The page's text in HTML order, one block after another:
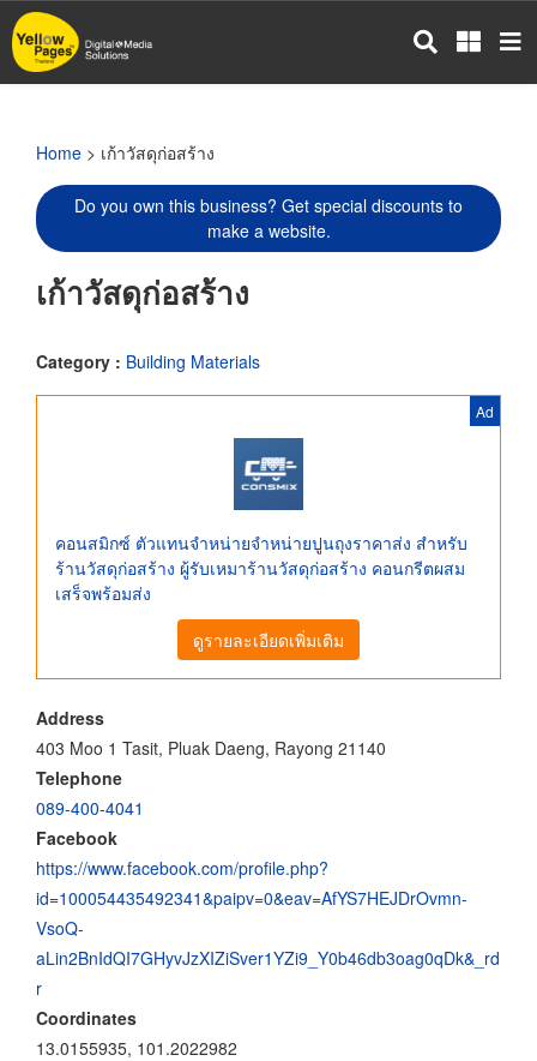
Skip
to
main
Home > เก้าวัสดุก่อสร้าง
Do you own this business? Get special discounts to
make a website.
เก้าวัสดุก่อสร้าง
Category : Building Materials
Ad
คอนสมิกซ์ ตัวแทนจำหน่ายจำหน่ายปูนถุงราคาส่ง สำหรับ
ร้านวัสดุก่อสร้าง ผู้รับเหมาร้านวัสดุก่อสร้าง คอนกรีตผสม
เสร็จพร้อมส่ง
ดูรายละเอียดเพิ่มเติม
Address
403 Moo 1 Tasit, Pluak Daeng, Rayong 21140
Telephone
089-400-4041
Facebook
https://www.facebook.com/profile.php?
id=100054435492341&paipv=0&eav=AfYS7HEJDrOvmn-
VsoQ-
aLin2BnIdQI7GHyvJzXIZiSver1YZi9_Y0b46db3oag0qDk&_rd
r
Coordinates
13.0155935, 101.2022982